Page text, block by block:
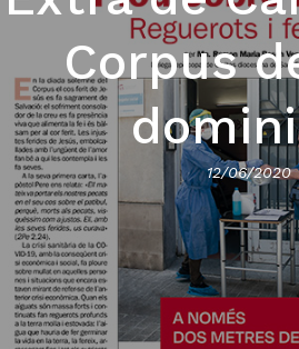
Corpus
12/06/2020